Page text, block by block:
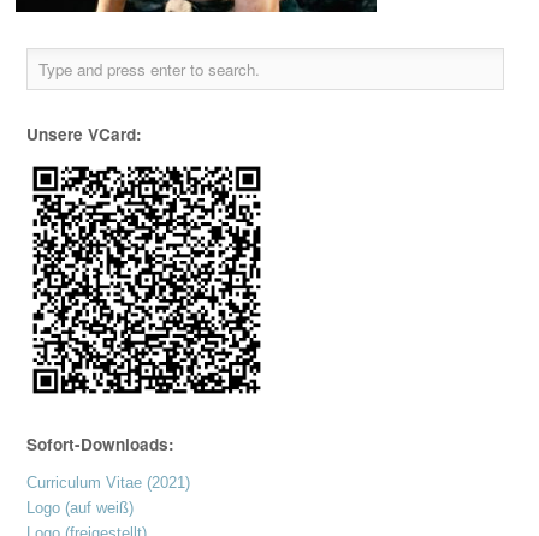
Unsere VCard:
Sofort-Downloads:
Curriculum Vitae (2021)
Logo (auf weiß)